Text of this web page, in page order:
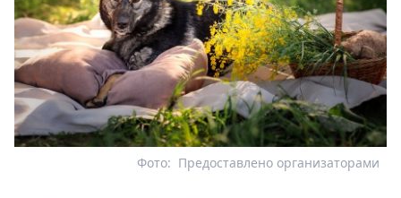
Предоставлено организаторами
Фото: